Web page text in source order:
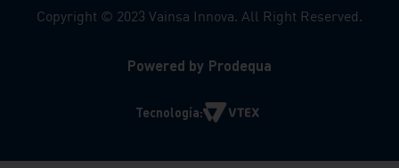
Copyright © 2023 Vainsa Innova. All Right Reserved.
Powered by Prodequa
Tecnología: